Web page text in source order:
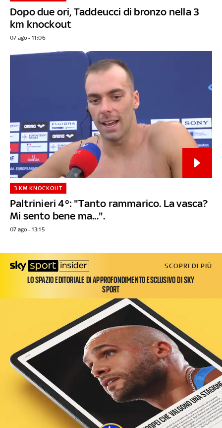
Dopo due ori, Taddeucci di bronzo nella 3
km knockout
07 ago - 11:06
Paltrinieri 4°: "Tanto rammarico. La vasca?
Mi sento bene ma...".
3 KM KNOCKOUT
07 ago - 13:15
LO SPAZIO EDITORIALE DI APPROFONDIMENTO ESCLUSIVO DI SKY
SPORT
SCOPRI DI PIÙ